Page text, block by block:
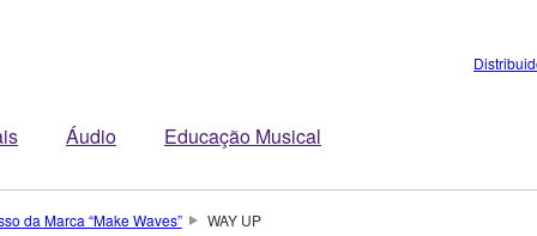
Áudio Educação Musical
da Marca “Make Waves” WAY UP